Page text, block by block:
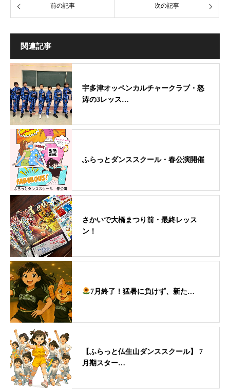
前の記事 次の記事
関連記事
宇多津オッペンカルチャークラブ・怒
涛の3レッス…
ふらっとダンススクール・春公演開催
さかいで大橋まつり前・最終レッス
ン！
7月終了！猛暑に負けず、新た…
【ふらっと仏生山ダンススクール】 7
月期スター…